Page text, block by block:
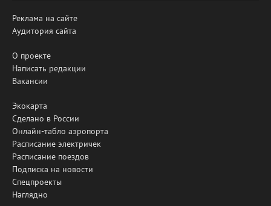
Реклама на сайте
Аудитория сайта
О проекте
Написать редакции
Вакансии
Экокарта
Сделано в России
Онлайн-табло аэропорта
Расписание электричек
Расписание поездов
Подписка на новости
Спецпроекты
Наглядно